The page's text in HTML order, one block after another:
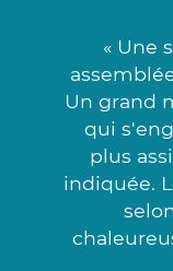
« Une
Un grand
qui
plus
indiquée.